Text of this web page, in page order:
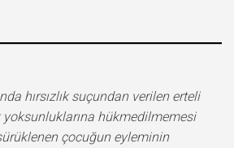
hırsızlık suçundan verilen erteli
yoksunluklarına hükmedilmemesi
çocuğun eyleminin